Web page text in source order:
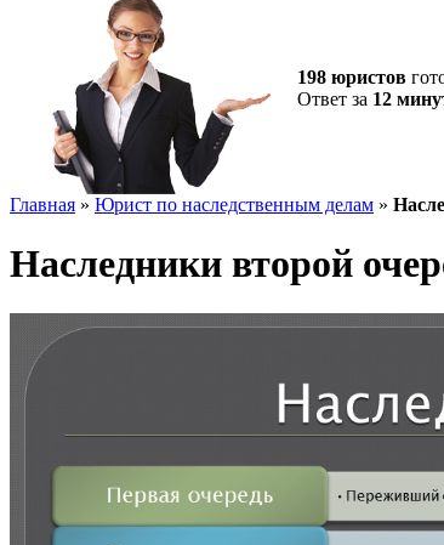
198 юристов
Ответ за 12
Главная » Юрист по наследственным делам »
Наследники второй